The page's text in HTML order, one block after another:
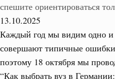
спешите ориентироваться
13.10.2025
Каждый год мы видим одно и
совершают типичные
поэтому 18 октября мы
“Как выбрать вуз в